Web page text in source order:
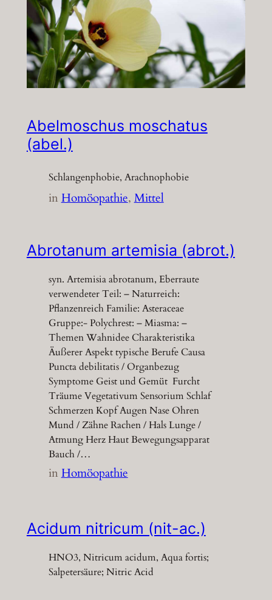
Abelmoschus moschatus
(abel.)
Schlangenphobie, Arachnophobie
inHomöopathie, Mittel
Abrotanum artemisia (abrot.)
syn. Artemisia abrotanum, Eberraute
verwendeter Teil: – Naturreich:
Pflanzenreich Familie: Asteraceae
Gruppe:- Polychrest: – Miasma: –
Themen Wahnidee Charakteristika
Äußerer Aspekt typische Berufe Causa
Puncta debilitatis / Organbezug
Symptome Geist und Gemüt Furcht
Träume Vegetativum Sensorium Schlaf
Schmerzen Kopf Augen Nase Ohren
Mund / Zähne Rachen / Hals Lunge /
Atmung Herz Haut Bewegungsapparat
Bauch /…
inHomöopathie
Acidum nitricum (nit-ac.)
HNO3, Nitricum acidum, Aqua fortis;
Salpetersäure; Nitric Acid